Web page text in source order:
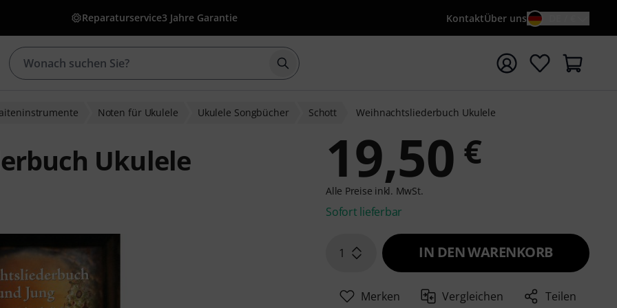
Reparaturservice3 Jahre Garantie KontaktÜber uns
Suche mit Suchwort {searchTerm} starten
Noten für Ukulele Ukulele Songbücher Schott Weihnachtsliederbuch Ukulele
Ukulele 19,50 €
Alle Preise inkl. MwSt.
Sofort lieferbar
1 IN DEN WARENKORB
Merken Vergleichen Teilen